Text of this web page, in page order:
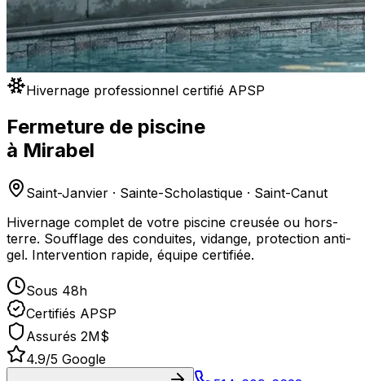
Hivernage professionnel certifié APSP
Fermeture de piscine
à Mirabel
Saint-Janvier · Sainte-Scholastique · Saint-Canut
Hivernage complet de votre piscine creusée ou hors-
terre. Soufflage des conduites, vidange, protection anti-
gel. Intervention rapide, équipe certifiée.
Sous 48h
Certifiés APSP
Assurés 2M$
4.9/5 Google